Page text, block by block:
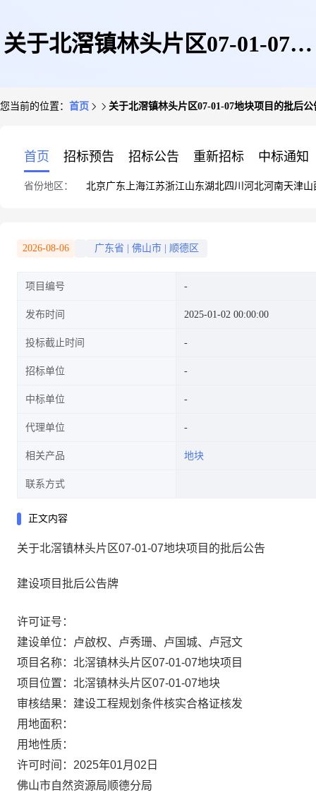
关于北滘镇林头片区07-01-07地
您当前的位置： 首页 关于北滘镇林头片区07-01-07地块项目的批后公
首页 招标预告 招标公告 重新招标 中标通知
省份地区： 北京广东 上海江苏浙江山东湖北四川 河北河南天津山
2026-08-06 广东省 佛山市 顺德区
项目编号
发布时间 2025-01-02 00:00:00
投标截止时间
招标单位
中标单位
代理单位
相关产品 地块
联系方式
正文内容
关于北滘镇林头片区07-01-07地块项目的批后公告
建设项目批后公告牌
许可证号：
建设单位：卢啟权、卢秀珊、卢国城、卢冠文
项目名称：北滘镇林头片区07-01-07地块项目
项目位置：北滘镇林头片区07-01-07地块
审核结果：建设工程规划条件核实合格证核发
用地面积：
用地性质：
许可时间：2025年01月02日
佛山市自然资源局顺德分局